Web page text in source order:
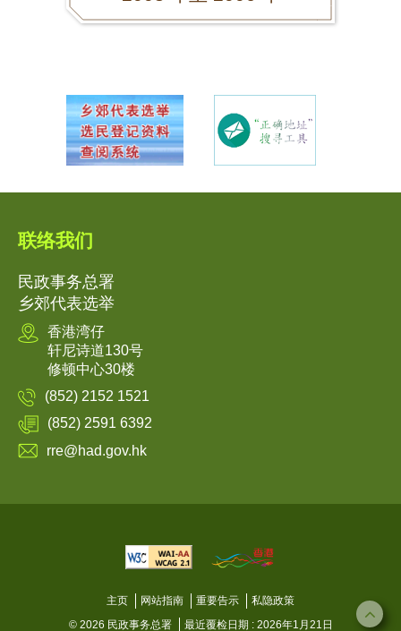
联络我们
民政事务总署
乡郊代表选举
香港湾仔
轩尼诗道130号
修顿中心30楼
(852) 2152 1521
(852) 2591 6392
rre@had.gov.hk
主页 网站指南 重要告示
私隐政策
© 2026 民政事务总署
最近覆检日期 : 2026年1月21日